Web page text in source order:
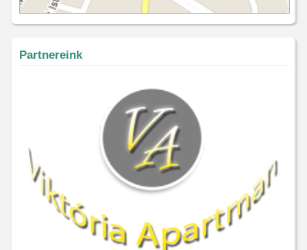
Partnereink